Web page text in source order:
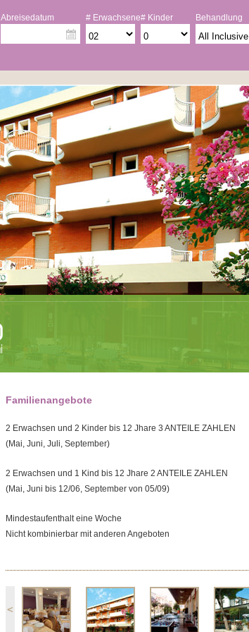
Familienangebote
2 Erwachsen und 2 Kinder bis 12 Jhare 3 ANTEILE ZAHLEN
(Mai, Juni, Juli, September)
2 Erwachsen und 1 Kind bis 12 Jhare 2 ANTEILE ZAHLEN
(Mai, Juni bis 12/06, September von 05/09)
Mindestaufenthalt eine Woche
Nicht kombinierbar mit anderen Angeboten
Abreisedatum # Erwachsene# Kinder Behandlung